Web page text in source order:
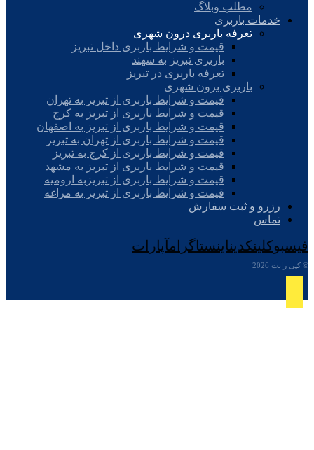
مطلب وبلاگ
خدمات باربری
تعرفه باربری درون شهری
قیمت و شرایط باربری داخل تبریز
باربری تبریز به سهند
تعرفه باربری در تبریز
باربری برون شهری
قیمت و شرایط باربری از تبریز به تهران
قیمت و شرایط باربری از تبریز به کرج
قیمت و شرایط باربری از تبریز به اصفهان
قیمت و شرایط باربری از تهران به تبریز
قیمت و شرایط باربری از کرج به تبریز
قیمت و شرایط باربری از تبریز به مشهد
قیمت و شرایط باربری از تبریزبه ارومیه
قیمت و شرایط باربری از تبریز به مراغه
رزرو و ثبت سفارش
تماس
فیسبوکلینکدیناینستاگرامآپارات
© کپی رایت 2026